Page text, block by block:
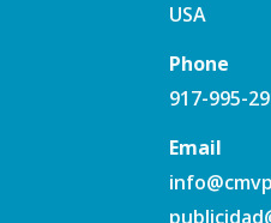
USA
Phone
917-995-
Email